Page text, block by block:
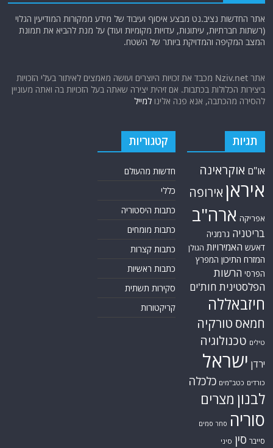
אתר החדשות נציב.נט מבצע איסוף ועיבוד של מידע ממקורות המודיעין הגלוי
(רשתות חברתיות, עיתונות, עדויות מקומיות ועוד) על מנת להביא את תמונת
המצב המקיפה והמדויקת ביותר של השטח.
אתר Nziv.net מכבד את זכויות היוצרים ועושה מאמצים לאיתור בעלי הזכויות
ביצירות הכלולות בכתבות. אם זיהית יצירה שאתה בעל הזכויות בה ואתה מעוניין
להסירה מהכתבה, אנא פנה אלינולמייל
תגיות
או"ם אוקראינה
איראן אירופה
אפריקה ארה"ב
בריטניה גרמניה
דאעש האמירויות הגולן
המזרח התיכון המפרץ
הפרסי הרשות
הפלסטינית חות'ים
חיזבאללה
חמאס טורקיה
טילים טכנולוגיה
ירדן ישראל
כורדים כטב"מים כלכלה
לבנון מצרים
סוריה סחר סמים
סייבר סין סיני
קטגוריות
חדשות מהעולם
כללי
כתבות היסטוריה
כתבות מומחים
כתבות קצרות
כתבות ראשיות
סקירות תשתית
קריקטורות